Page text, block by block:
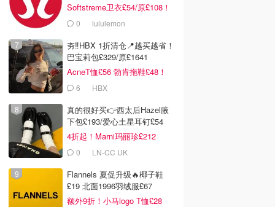
£45.00
Mantis 2 腰包
UK
去购买
£0.00
Valentino 女包鞋服饰精
选
去购买
Softstreme卫衣£54/原£108！
0 lululemon
夯‼️HBX 1折清仓📍越买越省！
巴宝莉包£329/原£1641
AcneT恤£56 勃肯拖鞋£48！
6 HBX
真的很好买👉西太后Hazel腋
下包£193/爱心土星耳钉£54
4折起！Marni玛丽珍£212
0 LN-CC UK
Flannels 夏促升级🔥椰子鞋
£19 北面1996羽绒服£67
额外9折！小马logo T恤£28